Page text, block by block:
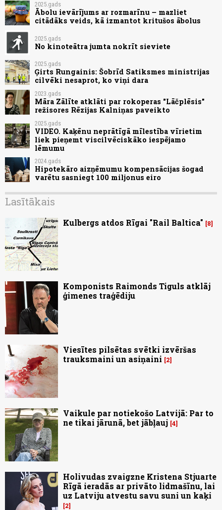
2025.gads
Ābolu ievārījums ar rozmarīnu – mazliet
citādāks veids, kā izmantot kritušos ābolus
2025.gads
No kinoteātra jumta nokrīt sieviete
2025.gads
Ģirts Rungainis: Šobrīd Satiksmes ministrijas
cilvēki nesaprot, ko viņi dara
2023.gads
Māra Zālīte atklāti par rokoperas "Lāčplēsis"
režisores Rēzijas Kalniņas paveikto
2025.gads
VIDEO. Kaķēnu neprātīgā mīlestība vīrietim
liek pieņemt viscilvēciskāko iespējamo
lēmumu
2024.gads
Hipotekāro aizņēmumu kompensācijas šogad
varētu sasniegt 100 miljonus eiro
Lasītākais
Kulbergs atdos Rīgai "Rail Baltica" 8
Komponists Raimonds Tiguls atklāj
ģimenes traģēdiju
Viesītes pilsētas svētki izvēršas
trauksmaini un asiņaini
2
Vaikule par notiekošo Latvijā: Par to
ne tikai jārunā, bet jābļauj 4
Holivudas zvaigzne Kristena Stjuarte
Rīgā ieradās ar privāto lidmašīnu, lai
uz Latviju atvestu savu suni un kaķi
2